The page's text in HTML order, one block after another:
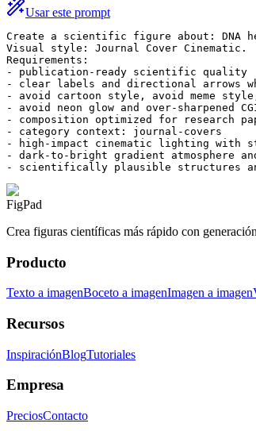
Usar este prompt
Create a scientific figure about: DNA
Visual style: Journal Cover Cinematic.
Requirements:
- publication-ready scientific quality
- clear labels and directional arrows
- avoid cartoon style, avoid meme
- avoid neon glow and over-sharpened
- composition optimized for research
- category context: journal-covers
- high-impact cinematic lighting with
- dark-to-bright gradient atmosphere
- scientifically plausible structures
FigPad
Crea figuras científicas más rápido con
Producto
Texto a imagenBoceto a imagenImagen a imagen
Recursos
InspiraciónBlogTutoriales
Empresa
PreciosContacto